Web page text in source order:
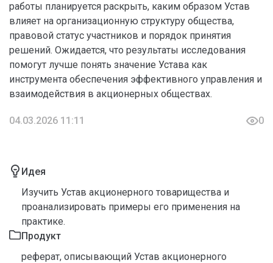
работы планируется раскрыть, каким образом Устав
влияет на организационную структуру общества,
правовой статус участников и порядок принятия
решений. Ожидается, что результаты исследования
помогут лучше понять значение Устава как
инструмента обеспечения эффективного управления и
взаимодействия в акционерных обществах.
04.03.2026 11:11 0
Идея
Изучить Устав акционерного товарищества и
проанализировать примеры его применения на
практике.
Продукт
реферат, описывающий Устав акционерного